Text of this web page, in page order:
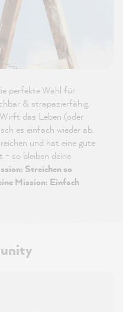
perfekte Wahl für
& strapazierfähig,
das Leben (oder
es einfach wieder ab.
und hat eine gute
- so bleiben deine
Streichen so
Mission: Einfach